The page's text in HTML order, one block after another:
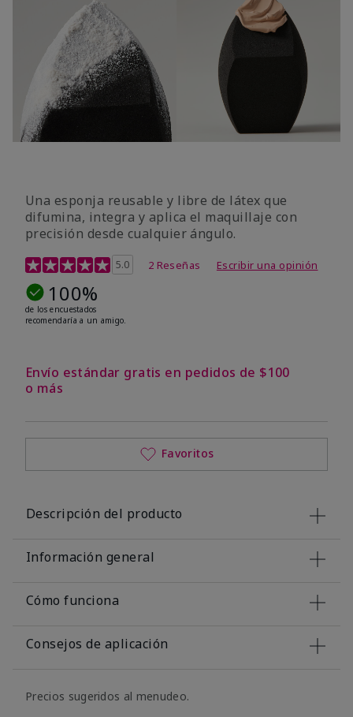
Una esponja reusable y libre de látex que
difumina, integra y aplica el maquillaje con
precisión desde cualquier ángulo.
Calificación de clientes de 5 de 5
5.0 2 Reseñas Escribir una opinión
100%
de los encuestados
recomendaría a un amigo.
Envío estándar gratis en pedidos de $100
o más
Favoritos
Descripción del producto
Información general
Cómo funciona
Consejos de aplicación
Precios sugeridos al menudeo.